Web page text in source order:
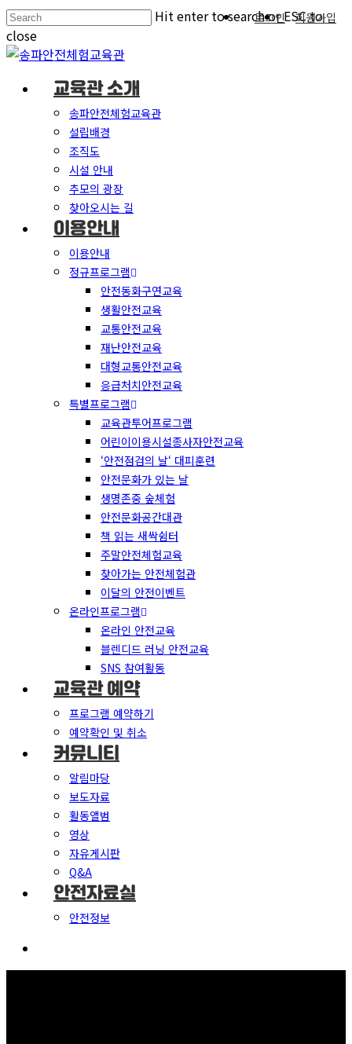
Hit enter to search or ESC to
close
교육관 소개
송파안전체험교육관
설립배경
조직도
시설 안내
추모의 광장
찾아오시는 길
이용안내
이용안내
정규프로그램
안전동화구연교육
생활안전교육
교통안전교육
재난안전교육
대형교통안전교육
응급처치안전교육
특별프로그램
교육관투어프로그램
어린이이용시설종사자안전교육
‘안전점검의 날‘ 대피훈련
안전문화가 있는 날
생명존중 숲체험
안전문화공간대관
책 읽는 새싹쉼터
주말안전체험교육
찾아가는 안전체험관
이달의 안전이벤트
온라인프로그램
온라인 안전교육
블렌디드 러닝 안전교육
SNS 참여활동
교육관 예약
프로그램 예약하기
예약확인 및 취소
커뮤니티
알림마당
보도자료
활동앨범
영상
자유게시판
Q&A
안전자료실
안전정보
로그인 회원가입